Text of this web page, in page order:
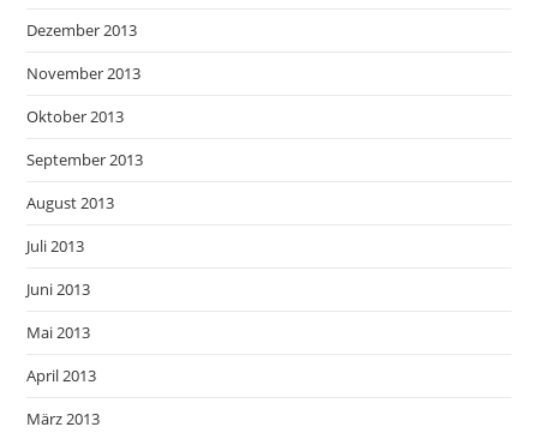
Dezember 2013
November 2013
Oktober 2013
September 2013
August 2013
Juli 2013
Juni 2013
Mai 2013
April 2013
März 2013